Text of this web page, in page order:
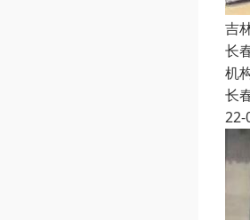
吉
长
机
长
22-